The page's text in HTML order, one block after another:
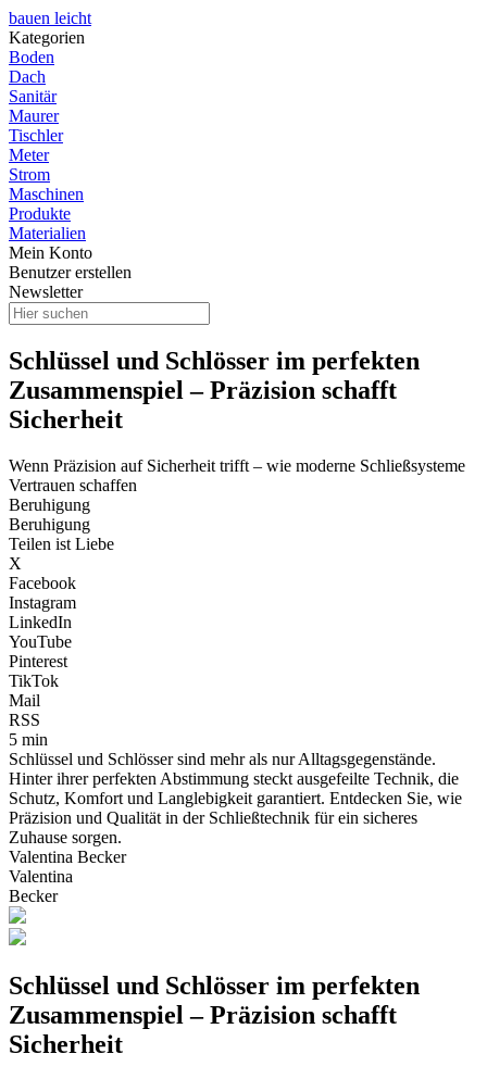
bauen leicht
Kategorien
Boden
Dach
Sanitär
Maurer
Tischler
Meter
Strom
Maschinen
Produkte
Materialien
Mein Konto
Benutzer erstellen
Newsletter
Schlüssel und Schlösser im perfekten
Zusammenspiel – Präzision schafft
Sicherheit
Wenn Präzision auf Sicherheit trifft – wie moderne Schließsysteme
Vertrauen schaffen
Beruhigung
Beruhigung
Teilen ist Liebe
X
Facebook
Instagram
LinkedIn
YouTube
Pinterest
TikTok
Mail
RSS
5 min
Schlüssel und Schlösser sind mehr als nur Alltagsgegenstände.
Hinter ihrer perfekten Abstimmung steckt ausgefeilte Technik, die
Schutz, Komfort und Langlebigkeit garantiert. Entdecken Sie, wie
Präzision und Qualität in der Schließtechnik für ein sicheres
Zuhause sorgen.
Valentina Becker
Valentina
Becker
Schlüssel und Schlösser im perfekten
Zusammenspiel – Präzision schafft
Sicherheit